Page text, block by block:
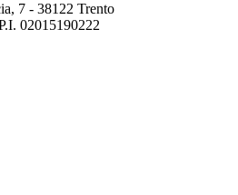
7 - 38122 Trento
02015190222